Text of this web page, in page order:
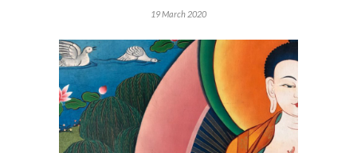
19 March 2020